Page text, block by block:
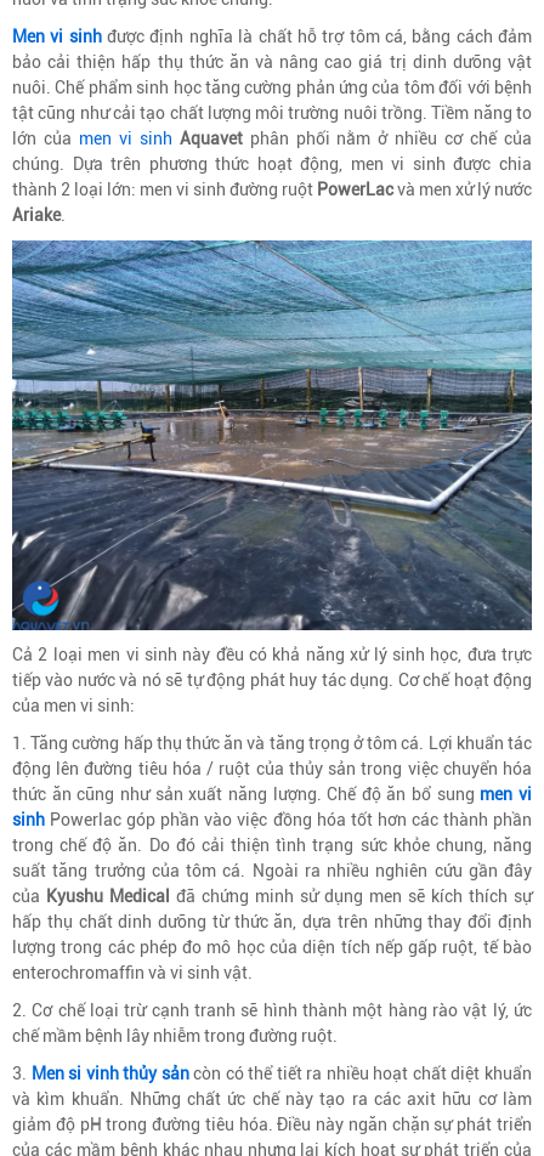
Men vi sinhđược định nghĩa là chất hỗ trợ tôm cá, bằng cách đảm
bảo cải thiện hấp thụ thức ăn và nâng cao giá trị dinh dưỡng vật
nuôi. Chế phẩm sinh học tăng cường phản ứng của tôm đối với bệnh
tật cũng như cải tạo chất lượng môi trường nuôi trồng. Tiềm năng to
lớn của men vi sinh Aquavetphân phối nằm ở nhiều cơ chế của
chúng. Dựa trên phương thức hoạt động, men vi sinh được chia
thành 2 loại lớn: men vi sinh đường ruột PowerLacvà men xử lý nước
Ariake.
Cả 2 loại men vi sinh này đều có khả năng xử lý sinh học, đưa trực
tiếp vào nước và nó sẽ tự động phát huy tác dụng. Cơ chế hoạt động
của men vi sinh:
1. Tăng cường hấp thụ thức ăn và tăng trọng ở tôm cá. Lợi khuẩn tác
động lên đường tiêu hóa / ruột của thủy sản trong việc chuyển hóa
thức ăn cũng như sản xuất năng lượng. Chế độ ăn bổ sung men vi
sinh Powerlac góp phần vào việc đồng hóa tốt hơn các thành phần
trong chế độ ăn. Do đó cải thiện tình trạng sức khỏe chung, năng
suất tăng trưởng của tôm cá. Ngoài ra nhiều nghiên cứu gần đây
của Kyushu Medical đã chứng minh sử dụng men sẽ kích thích sự
hấp thụ chất dinh dưỡng từ thức ăn, dựa trên những thay đổi định
lượng trong các phép đo mô học của diện tích nếp gấp ruột, tế bào
enterochromaffin và vi sinh vật.
2. Cơ chế loại trừ cạnh tranh sẽ hình thành một hàng rào vật lý, ức
chế mầm bệnh lây nhiễm trong đường ruột.
3. Men si vinh thủy sảncòn có thể tiết ra nhiều hoạt chất diệt khuẩn
và kìm khuẩn. Những chất ức chế này tạo ra các axit hữu cơ làm
giảm độ pH trong đường tiêu hóa. Điều này ngăn chặn sự phát triển
của các mầm bệnh khác nhau nhưng lại kích hoạt sự phát triển của